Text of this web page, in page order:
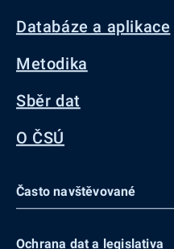
Databáze a aplikace
Metodika
Sběr dat
O ČSÚ
Často navštěvované
Ochrana dat a legislativa